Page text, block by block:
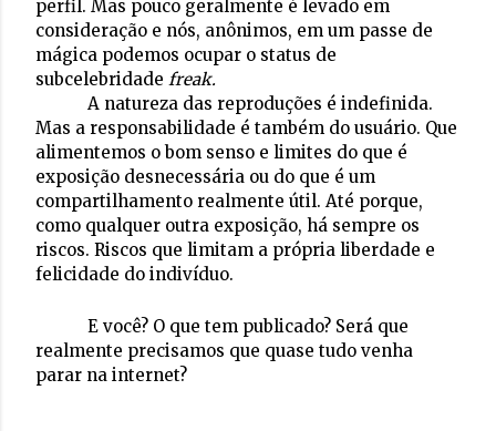
perfil. Mas pouco geralmente é levado em
consideração e nós, anônimos, em um passe de
mágica podemos ocupar o status de
subcelebridade freak.
A natureza das reproduções é indefinida.
Mas a responsabilidade é também do usuário. Que
alimentemos o bom senso e limites do que é
exposição desnecessária ou do que é um
compartilhamento realmente útil. Até porque,
como qualquer outra exposição, há sempre os
riscos. Riscos que limitam a própria liberdade e
felicidade do indivíduo.
E você? O que tem publicado? Será que
realmente precisamos que quase tudo venha
parar na internet?